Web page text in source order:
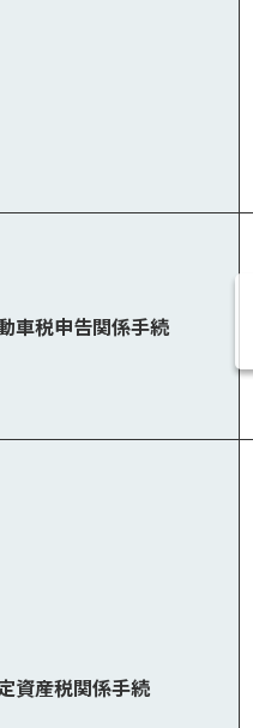
車税申告関係手続
資産税関係手続